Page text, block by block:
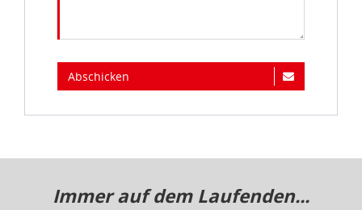
Abschicken
Immer auf dem Laufenden...